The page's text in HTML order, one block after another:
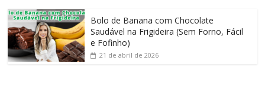
Bolo de Banana com Chocolate
Saudável na Frigideira (Sem Forno, Fácil
e Fofinho)
21 de abril de 2026